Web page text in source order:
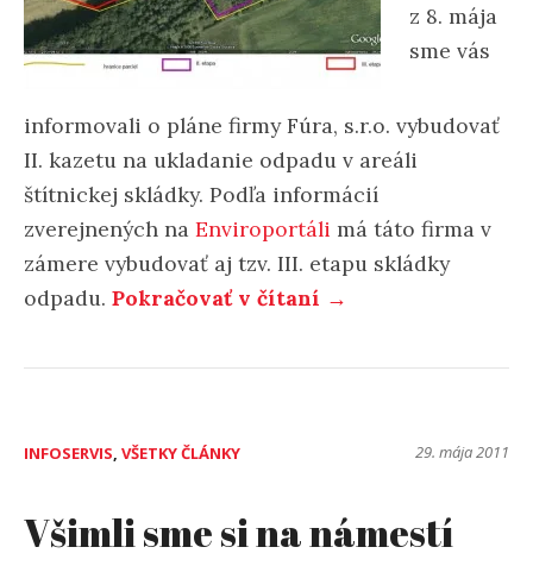
z 8. mája
sme vás
informovali o pláne firmy Fúra, s.r.o. vybudovať
II. kazetu na ukladanie odpadu v areáli
štítnickej skládky. Podľa informácií
zverejnených na Enviroportáli má táto firma v
zámere vybudovať aj tzv. III. etapu skládky
odpadu. Pokračovať v čítaní „Skládka
má
→
INFOSERVIS, VŠETKY ČLÁNKY 29. mája 2011
Všimli sme si na námestí